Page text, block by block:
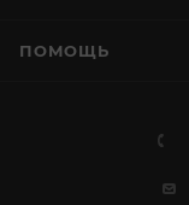
ПОМОЩЬ